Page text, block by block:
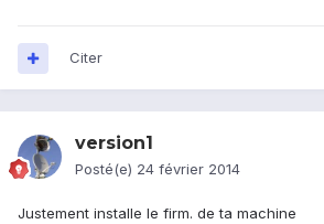
Citer
version1
Posté(e) 24 février 2014
Justement installe le firm. de ta machine